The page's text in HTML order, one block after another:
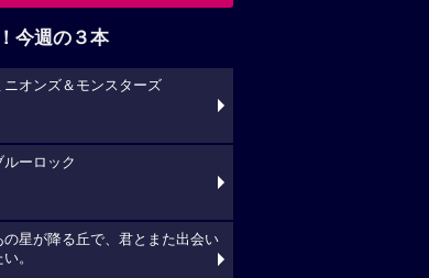
今週の３本
ニオンズ＆モンスターズ
ルーロック
の星が降る丘で、君とまた出会い
い。